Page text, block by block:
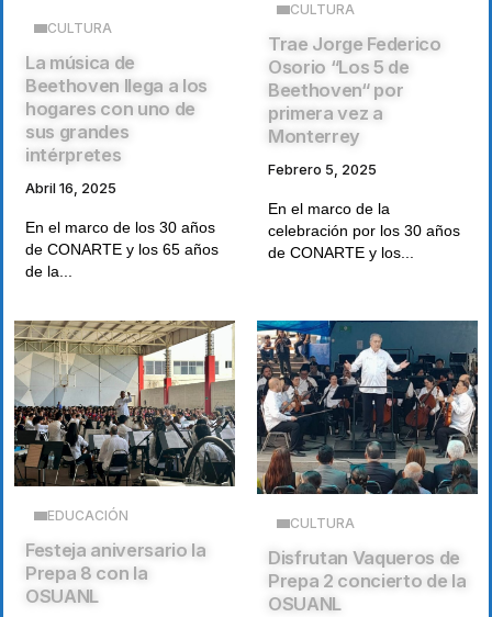
CULTURA
La música de
Beethoven llega a los
hogares con uno de
sus grandes
intérpretes
Abril 16, 2025
En el marco de los 30 años
de CONARTE y los 65 años
de la...
CULTURA
Trae Jorge Federico
Osorio “Los 5 de
Beethoven“ por
primera vez a
Monterrey
Febrero 5, 2025
En el marco de la
celebración por los 30 años
de CONARTE y los...
EDUCACIÓN
Festeja aniversario la
Prepa 8 con la
OSUANL
CULTURA
Disfrutan Vaqueros de
Prepa 2 concierto de la
OSUANL